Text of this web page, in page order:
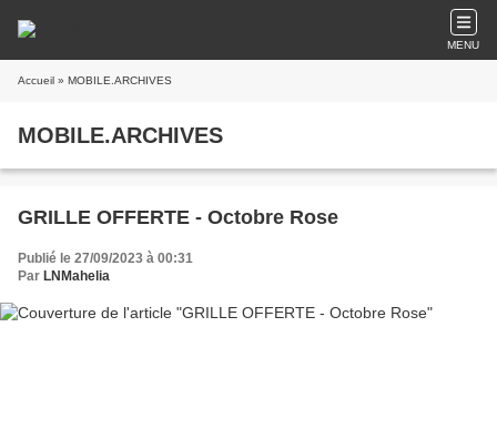
MENU
Accueil » MOBILE.ARCHIVES
MOBILE.ARCHIVES
GRILLE OFFERTE - Octobre Rose
Publié le 27/09/2023 à 00:31
Par LNMahelia